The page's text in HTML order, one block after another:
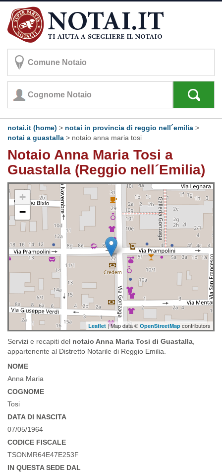
notai.it (home) > notai in provincia di reggio nell´emilia >
notai a guastalla > notaio anna maria tosi
Notaio Anna Maria Tosi a
Guastalla (Reggio nell´Emilia)
+
−
Leaflet | Map data © OpenStreetMap contributors
Servizi e recapiti del notaio Anna Maria Tosi di Guastalla
appartenente al Distretto Notarile di Reggio Emilia.
NOME
Anna Maria
COGNOME
Tosi
DATA DI NASCITA
07/05/1964
CODICE FISCALE
TSONMR64E47E253F
IN QUESTA SEDE DAL